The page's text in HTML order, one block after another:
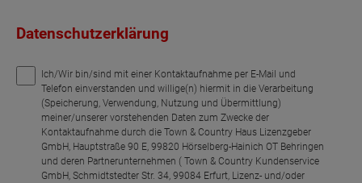
Datenschutzerklärung
Ich/Wir bin/sind mit einer Kontaktaufnahme per E-Mail und
Telefon einverstanden und willige(n) hiermit in die Verarbeitung
(Speicherung, Verwendung, Nutzung und Übermittlung)
meiner/unserer vorstehenden Daten zum Zwecke der
Kontaktaufnahme durch die Town & Country Haus Lizenzgeber
GmbH, Hauptstraße 90 E, 99820 Hörselberg-Hainich OT Behringen
und deren Partnerunternehmen ( Town & Country Kundenservice
GmbH, Schmidtstedter Str. 34, 99084 Erfurt, Lizenz- und/oder